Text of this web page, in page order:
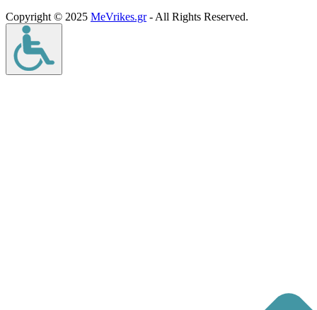
Copyright © 2025 MeVrikes.gr- All Rights Reserved.